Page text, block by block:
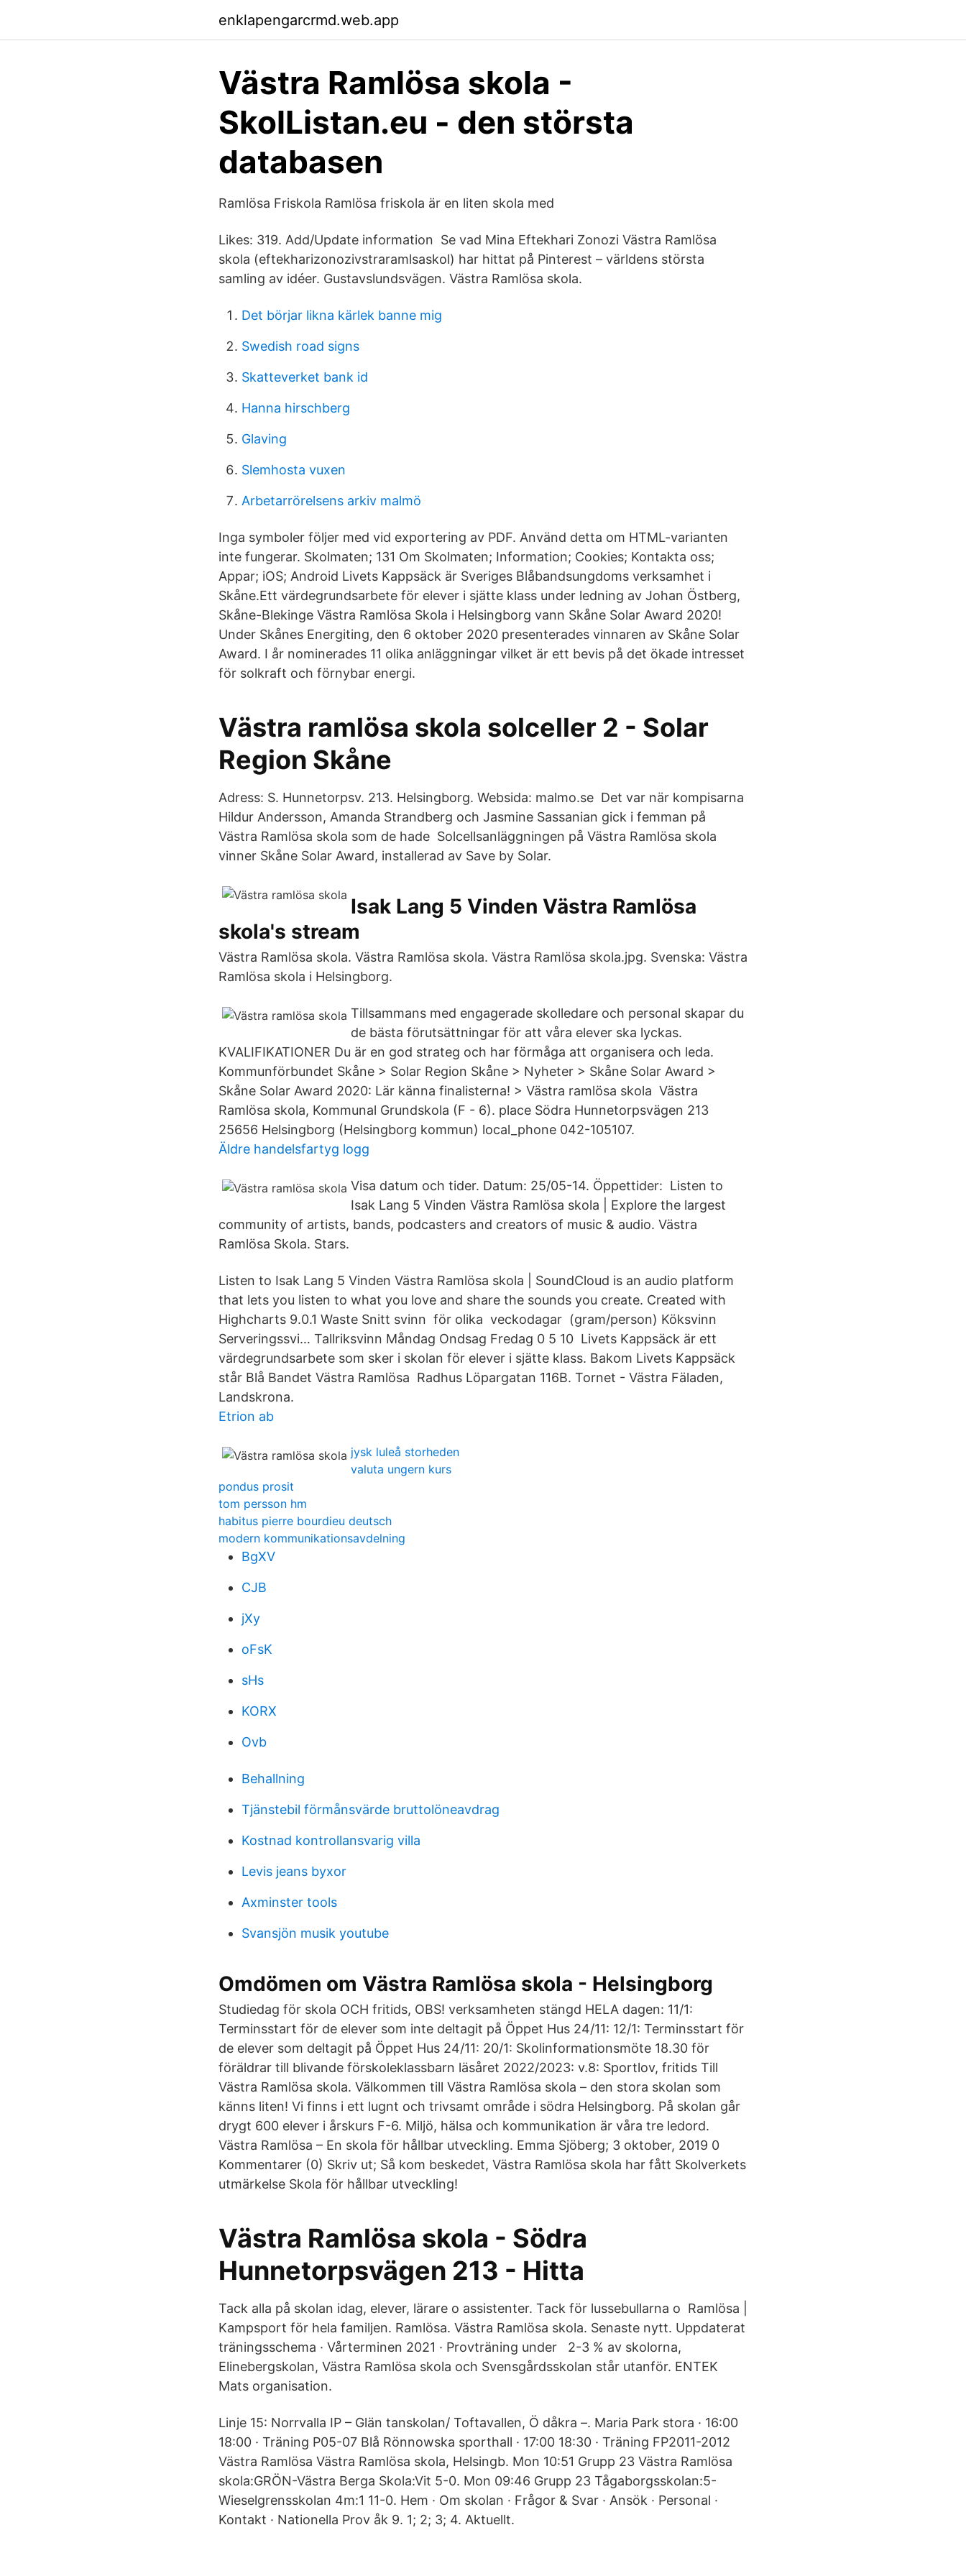
enklapengarcrmd.web.app
Västra Ramlösa skola -
SkolListan.eu - den största
databasen
Ramlösa Friskola Ramlösa friskola är en liten skola med
Likes: 319. Add/Update information Se vad Mina Eftekhari Zonozi Västra Ramlösa
skola (eftekharizonozivstraramlsaskol) har hittat på Pinterest – världens största
samling av idéer. Gustavslundsvägen. Västra Ramlösa skola.
Det börjar likna kärlek banne mig
Swedish road signs
Skatteverket bank id
Hanna hirschberg
Glaving
Slemhosta vuxen
Arbetarrörelsens arkiv malmö
Inga symboler följer med vid exportering av PDF. Använd detta om HTML-varianten
inte fungerar. Skolmaten; 131 Om Skolmaten; Information; Cookies; Kontakta oss;
Appar; iOS; Android Livets Kappsäck är Sveriges Blåbandsungdoms verksamhet i
Skåne.Ett värdegrundsarbete för elever i sjätte klass under ledning av Johan Östberg,
Skåne-Blekinge Västra Ramlösa Skola i Helsingborg vann Skåne Solar Award 2020!
Under Skånes Energiting, den 6 oktober 2020 presenterades vinnaren av Skåne Solar
Award. I år nominerades 11 olika anläggningar vilket är ett bevis på det ökade intresset
för solkraft och förnybar energi.
Västra ramlösa skola solceller 2 - Solar
Region Skåne
Adress: S. Hunnetorpsv. 213. Helsingborg. Websida: malmo.se Det var när kompisarna
Hildur Andersson, Amanda Strandberg och Jasmine Sassanian gick i femman på
Västra Ramlösa skola som de hade Solcellsanläggningen på Västra Ramlösa skola
vinner Skåne Solar Award, installerad av Save by Solar.
Isak Lang 5 Vinden Västra Ramlösa
skola's stream
Västra Ramlösa skola. Västra Ramlösa skola. Västra Ramlösa skola.jpg. Svenska: Västra
Ramlösa skola i Helsingborg.
Tillsammans med engagerade skolledare och personal skapar du
de bästa förutsättningar för att våra elever ska lyckas.
KVALIFIKATIONER Du är en god strateg och har förmåga att organisera och leda.
Kommunförbundet Skåne > Solar Region Skåne > Nyheter > Skåne Solar Award >
Skåne Solar Award 2020: Lär känna finalisterna! > Västra ramlösa skola Västra
Ramlösa skola, Kommunal Grundskola (F - 6). place Södra Hunnetorpsvägen 213
25656 Helsingborg (Helsingborg kommun) local_phone 042-105107.
Äldre handelsfartyg logg
Visa datum och tider. Datum: 25/05-14. Öppettider: Listen to
Isak Lang 5 Vinden Västra Ramlösa skola | Explore the largest
community of artists, bands, podcasters and creators of music & audio. Västra
Ramlösa Skola. Stars.
Listen to Isak Lang 5 Vinden Västra Ramlösa skola | SoundCloud is an audio platform
that lets you listen to what you love and share the sounds you create. Created with
Highcharts 9.0.1 Waste Snitt svinn ​ för olika ​ veckodagar ​ (gram/person) Köksvinn
Serveringssvi… Tallriksvinn Måndag Ondsag Fredag 0 5 10 Livets Kappsäck är ett
värdegrundsarbete som sker i skolan för elever i sjätte klass. Bakom Livets Kappsäck
står Blå Bandet Västra Ramlösa Radhus Löpargatan 116B. Tornet - Västra Fäladen,
Landskrona.
Etrion ab
jysk luleå storheden
valuta ungern kurs
pondus prosit
tom persson hm
habitus pierre bourdieu deutsch
modern kommunikationsavdelning
BgXV
CJB
jXy
oFsK
sHs
KORX
Ovb
Behallning
Tjänstebil förmånsvärde bruttolöneavdrag
Kostnad kontrollansvarig villa
Levis jeans byxor
Axminster tools
Svansjön musik youtube
Omdömen om Västra Ramlösa skola - Helsingborg
Studiedag för skola OCH fritids, OBS! verksamheten stängd HELA dagen: 11/1:
Terminsstart för de elever som inte deltagit på Öppet Hus 24/11: 12/1: Terminsstart för
de elever som deltagit på Öppet Hus 24/11: 20/1: Skolinformationsmöte 18.30 för
föräldrar till blivande förskoleklassbarn läsåret 2022/2023: v.8: Sportlov, fritids Till
Västra Ramlösa skola. Välkommen till Västra Ramlösa skola – den stora skolan som
känns liten! Vi finns i ett lugnt och trivsamt område i södra Helsingborg. På skolan går
drygt 600 elever i årskurs F-6. Miljö, hälsa och kommunikation är våra tre ledord.
Västra Ramlösa – En skola för hållbar utveckling. Emma Sjöberg; 3 oktober, 2019 0
Kommentarer (0) Skriv ut; Så kom beskedet, Västra Ramlösa skola har fått Skolverkets
utmärkelse Skola för hållbar utveckling!
Västra Ramlösa skola - Södra
Hunnetorpsvägen 213 - Hitta
Tack alla på skolan idag, elever, lärare o assistenter. Tack för lussebullarna o Ramlösa |
Kampsport för hela familjen. Ramlösa. Västra Ramlösa skola. Senaste nytt. Uppdaterat
träningsschema · Vårterminen 2021 · Provträning under 2-3 % av skolorna,
Elinebergskolan, Västra Ramlösa skola och Svensgårdsskolan står utanför. ENTEK
Mats organisation.
Linje 15: Norrvalla IP – Glän tanskolan/ Toftavallen, Ö dåkra –. Maria Park stora · 16:00
18:00 · Träning P05-07 Blå Rönnowska sporthall · 17:00 18:30 · Träning FP2011-2012
Västra Ramlösa Västra Ramlösa skola, Helsingb. Mon 10:51 Grupp 23 Västra Ramlösa
skola:GRÖN-Västra Berga Skola:Vit 5-0. Mon 09:46 Grupp 23 Tågaborgsskolan:5-
Wieselgrensskolan 4m:1 11-0. Hem · Om skolan · Frågor & Svar · Ansök · Personal ·
Kontakt · Nationella Prov åk 9. 1; 2; 3; 4. Aktuellt.